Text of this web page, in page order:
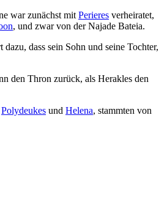
war zunächst mit Perieres verheiratet,
, und zwar von der Najade Bateia.
dass sein Sohn und seine Tochter,
den Thron zurück, als Herakles den
Polydeukes und Helena, stammten von